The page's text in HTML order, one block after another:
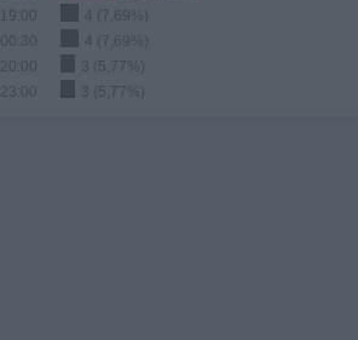
19:00
4 (7,69%)
00:30
4 (7,69%)
20:00
3 (5,77%)
23:00
3 (5,77%)